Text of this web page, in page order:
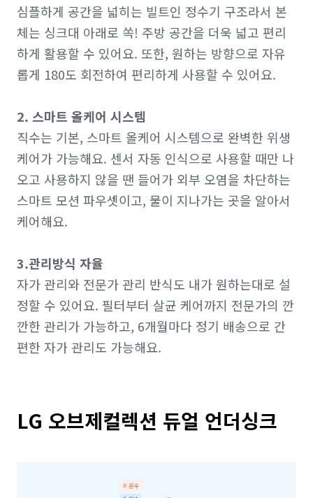
심플하게 공간을 넓히는 빌트인 정수기 구조라서 본
체는 싱크대 아래로 쏙! 주방 공간을 더욱 넓고 편리
하게 활용할 수 있어요. 또한, 원하는 방향으로 자유
롭게 180도 회전하여 편리하게 사용할 수 있어요.
2. 스마트 올케어 시스템
직수는 기본, 스마트 올케어 시스템으로 완벽한 위생
케어가 가능해요. 센서 자동 인식으로 사용할 때만 나
오고 사용하지 않을 땐 들어가 외부 오염을 차단하는
스마트 모션 파우셋이고, 물이 지나가는 곳을 알아서
케어해요.
3.관리방식 자율
자가 관리와 전문가 관리 반식도 내가 원하는대로 설
정할 수 있어요. 필터부터 살균 케어까지 전문가의 깐
깐한 관리가 가능하고, 6개월마다 정기 배송으로 간
LG 오브제컬렉션 듀얼 언더싱크